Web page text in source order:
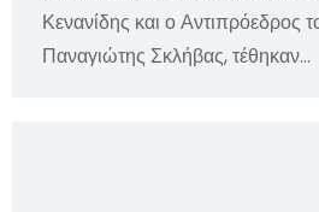
Κενανίδης και ο
Παναγιώτης Σκλήβας, τέθηκαν…